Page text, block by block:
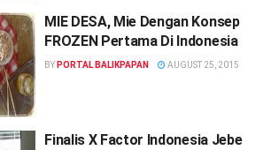
MIE DESA, Mie Dengan Konsep
FROZEN Pertama Di Indonesia
BY PORTAL BALIKPAPAN AUGUST 25, 2015
Finalis X Factor Indonesia Jebe